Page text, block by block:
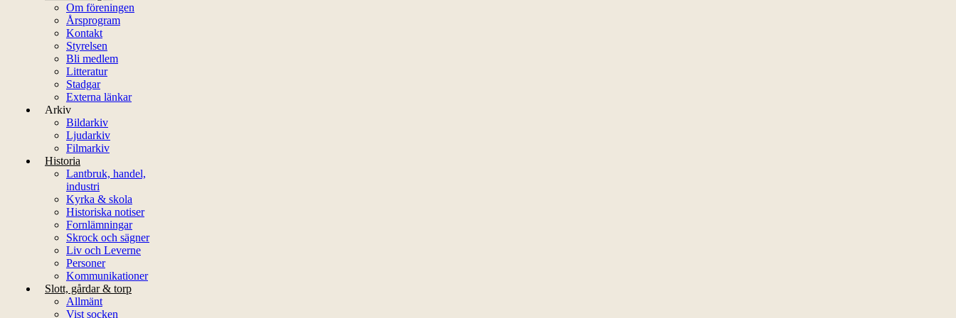
Om föreningen
Årsprogram
Kontakt
Styrelsen
Bli medlem
Litteratur
Stadgar
Externa länkar
Arkiv
Bildarkiv
Ljudarkiv
Filmarkiv
Historia
Lantbruk, handel,
industri
Kyrka & skola
Historiska notiser
Fornlämningar
Skrock och sägner
Liv och Leverne
Personer
Kommunikationer
Slott, gårdar & torp
Allmänt
Vist socken